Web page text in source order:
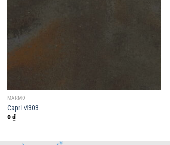
MARMO
Capri M303
0₫